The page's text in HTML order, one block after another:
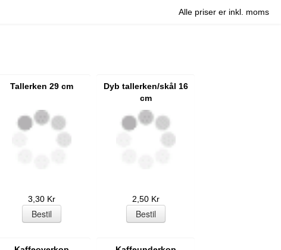
Alle priser er inkl. moms
Tallerken 29 cm
3,30 Kr
Dyb tallerken/skål 16
cm
2,50 Kr